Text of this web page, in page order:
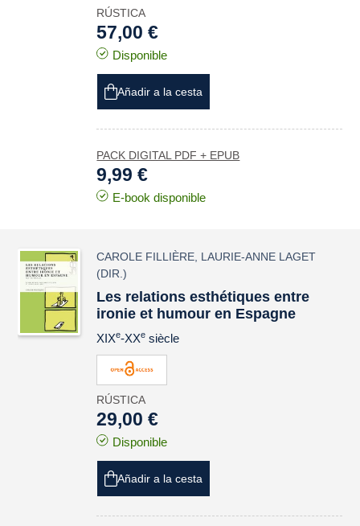
RÚSTICA
57,00 €
Disponible
Añadir a la cesta
PACK DIGITAL PDF + EPUB
9,99 €
E-book disponible
CAROLE FILLIÈRE LAURIE-ANNE LAGET
(DIR.)
Les relations esthétiques entre
ironie et humour en Espagne
XIXe-XXe siècle
RÚSTICA
29,00 €
Disponible
Añadir a la cesta